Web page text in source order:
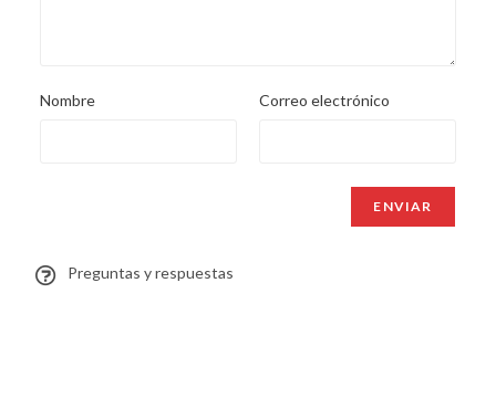
Nombre Correo electrónico
Preguntas y respuestas